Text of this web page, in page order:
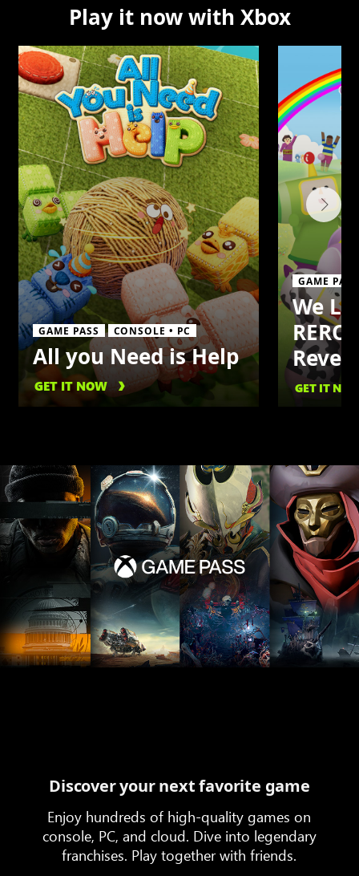
Play it now with Xbox
GAME PASS CONSOLE • PC
All you Need is Help
GET IT NOW
GAME PASS
We
GET IT
Discover your next favorite game
Enjoy hundreds of high-quality games on
console, PC, and cloud. Dive into legendary
franchises. Play together with friends.